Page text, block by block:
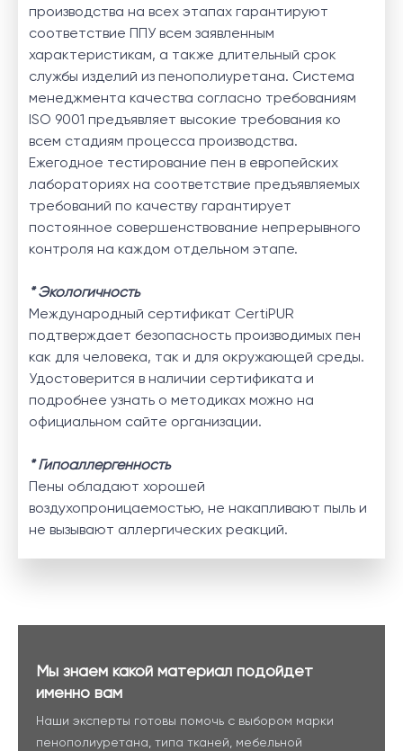
производства на всех этапах гарантируют
соответствие ППУ всем заявленным
характеристикам, а также длительный срок
службы изделий из пенополиуретана. Система
менеджмента качества согласно требованиям
ISO 9001 предъявляет высокие требования ко
всем стадиям процесса производства.
Ежегодное тестирование пен в европейских
лабораториях на соответствие предъявляемых
требований по качеству гарантирует
постоянное совершенствование непрерывного
контроля на каждом отдельном этапе.
* Экологичность
Международный сертификат CertiPUR
подтверждает безопасность производимых пен
как для человека, так и для окружающей среды.
Удостоверится в наличии сертификата и
подробнее узнать о методиках можно на
официальном сайте организации.
* Гипоаллергенность
Пены обладают хорошей
воздухопроницаемостью, не накапливают пыль и
не вызывают аллергических реакций.
Мы знаем какой материал подойдет
именно вам
Наши эксперты готовы помочь с выбором марки
пенополиуретана, типа тканей, мебельной